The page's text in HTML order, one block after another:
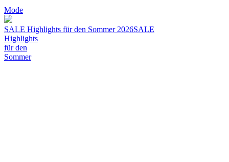
Mode
SALE Highlights für den Sommer 2026SALE
Highlights
für den
Sommer